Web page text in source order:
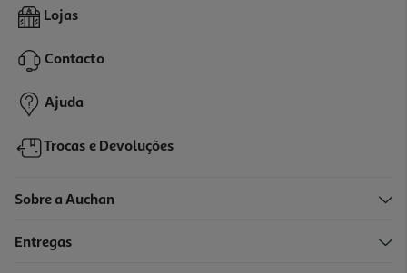
Refrigerante Auchan Gasosa 1.5l
0,55 €
+0,10 € Depósito
Lojas
Contacto
Ajuda
Trocas e Devoluções
Sobre a Auchan
Entregas